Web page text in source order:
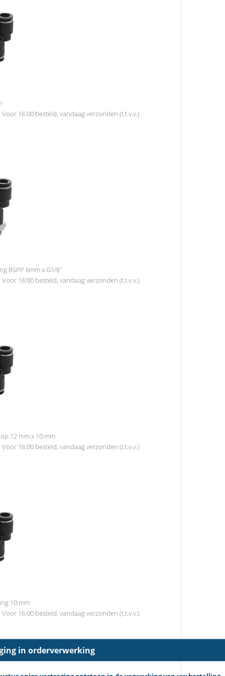
in orderverwerking
Voor 16:00 besteld, vandaag verzonden (t.t.v.v.)
BSPP 6mm x G1/8"
Voor 16:00 besteld, vandaag verzonden (t.t.v.v.)
12 mm x 10 mm
Voor 16:00 besteld, vandaag verzonden (t.t.v.v.)
10 mm
Voor 16:00 besteld, vandaag verzonden (t.t.v.v.)